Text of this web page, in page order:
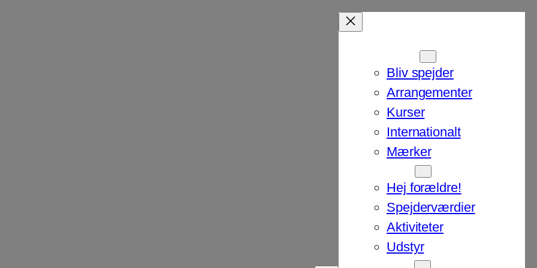
Bliv spejder
Arrangementer
Kurser
Internationalt
Mærker
Forældre
Hej forældre!
Spejderværdier
Aktiviteter
Udstyr
Om DSS